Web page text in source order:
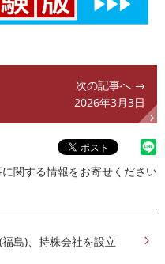
次の記事へ →
2026年3月3日
に関する情報をお寄せください
福島)、持株会社を設立